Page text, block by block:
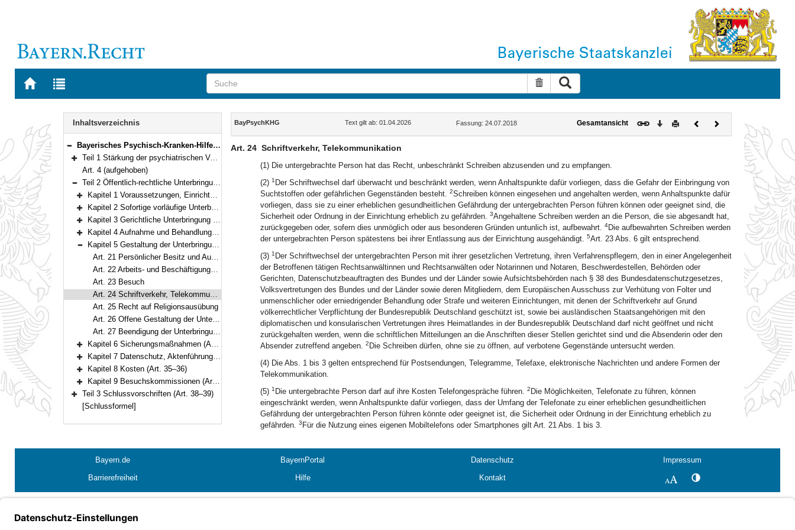
Zur
BAYERN.RECHT
Zur
letzten
Suche zurücksetzen
Navigation
Inhaltsverzeichnis
Bereich reduzieren
Bayerisches Psychisch-Kranken-Hilfe-Gesetz (BayPsychKHG) Vom 24. Juli 2018 (GVBl. S. 583) BayRS 2128-2-A/G (Art. 1–39)
Bereich erweitern
Teil 1 Stärkung der psychiatrischen Versorgung (Art. 1–3)
Art. 4 (aufgehoben)
Bereich reduzieren
Teil 2 Öffentlich-rechtliche Unterbringung (Art. 5–37)
Bereich erweitern
Kapitel 1 Voraussetzungen, Einrichtungen, Ziele und Grundsätze (Art. 5–10)
Bereich erweitern
Kapitel 2 Sofortige vorläufige Unterbringung (Art. 11–14)
Bereich erweitern
Kapitel 3 Gerichtliche Unterbringung (Art. 15–17)
Bereich erweitern
Kapitel 4 Aufnahme und Behandlung der untergebrachten Person (Art. 18–20)
Bereich reduzieren
Kapitel 5 Gestaltung der Unterbringung, Entlassung (Art. 21–27)
Art. 21 Persönlicher Besitz und Ausstattung des Unterbringungsraums
Art. 22 Arbeits- und Beschäftigungstherapie, therapiefreie Zeit
Art. 23 Besuch
Art. 24 Schriftverkehr, Telekommunikation
Art. 25 Recht auf Religionsausübung
Art. 26 Offene Gestaltung der Unterbringung, Belastungserprobung
Art. 27 Beendigung der Unterbringung
Bereich erweitern
Kapitel 6 Sicherungsmaßnahmen (Art. 28–30)
Bereich erweitern
Kapitel 7 Datenschutz, Aktenführung, Anonymisiertes Melderegister, örtliche Zuständigkeit der Kreisverwaltungsbehörde (Art. 31–34)
Bereich erweitern
Kapitel 8 Kosten (Art. 35–36)
Bereich erweitern
Kapitel 9 Besuchskommissionen (Art. 37)
Bereich erweitern
Teil 3 Schlussvorschriften (Art. 38–39)
[Schlussformel]
Inhalt
BayPsychKHG Text gilt ab: 01.04.2026 Fassung: 24.07.2018 Gesamtansicht Download
DruckenVorherigesNächstes
Dokument
Art. 24 Schriftverkehr, Telekommunikation
(1) Die untergebrachte Person hat das Recht, unbeschränkt Schreiben abzusenden und zu empfangen.
(2) 1 Der Schriftwechsel darf überwacht und beschränkt werden, wenn Anhaltspunkte dafür vorliegen, dass die Gefahr der Einbringung von
Suchtstoffen oder gefährlichen Gegenständen besteht. 2Schreiben können eingesehen und angehalten werden, wenn Anhaltspunkte dafür
vorliegen, dass sie zu einer erheblichen gesundheitlichen Gefährdung der untergebrachten Person führen können oder geeignet sind, die
Sicherheit oder Ordnung in der Einrichtung erheblich zu gefährden. 3Angehaltene Schreiben werden an die Person, die sie abgesandt hat,
zurückgegeben oder, sofern dies unmöglich oder aus besonderen Gründen untunlich ist, aufbewahrt. 4Die aufbewahrten Schreiben werden
der untergebrachten Person spätestens bei ihrer Entlassung aus der Einrichtung ausgehändigt. 5Art. 23 Abs. 6 gilt entsprechend.
(3) 1 Der Schriftwechsel der untergebrachten Person mit ihrer gesetzlichen Vertretung, ihren Verfahrenspflegern, den in einer Angelegenheit
der Betroffenen tätigen Rechtsanwältinnen und Rechtsanwälten oder Notarinnen und Notaren, Beschwerdestellen, Behörden oder
Gerichten, Datenschutzbeauftragten des Bundes und der Länder sowie Aufsichtsbehörden nach § 38 des Bundesdatenschutzgesetzes,
Volksvertretungen des Bundes und der Länder sowie deren Mitgliedern, dem Europäischen Ausschuss zur Verhütung von Folter und
unmenschlicher oder erniedrigender Behandlung oder Strafe und weiteren Einrichtungen, mit denen der Schriftverkehr auf Grund
völkerrechtlicher Verpflichtung der Bundesrepublik Deutschland geschützt ist, sowie bei ausländischen Staatsangehörigen mit den
diplomatischen und konsularischen Vertretungen ihres Heimatlandes in der Bundesrepublik Deutschland darf nicht geöffnet und nicht
zurückgehalten werden, wenn die schriftlichen Mitteilungen an die Anschriften dieser Stellen gerichtet sind und die Absenderin oder den
Absender zutreffend angeben. 2 Die Schreiben dürfen, ohne sie zu öffnen, auf verbotene Gegenstände untersucht werden.
(4) Die Abs. 1 bis 3 gelten entsprechend für Postsendungen, Telegramme, Telefaxe, elektronische Nachrichten und andere Formen der
Telekommunikation.
(5) 1 Die untergebrachte Person darf auf ihre Kosten Telefongespräche führen. 2 Die Möglichkeiten, Telefonate zu führen, können
eingeschränkt werden, wenn Anhaltspunkte dafür vorliegen, dass der Umfang der Telefonate zu einer erheblichen gesundheitlichen
Gefährdung der untergebrachten Person führen könnte oder geeignet ist, die Sicherheit oder Ordnung in der Einrichtung erheblich zu
gefährden. 3 Für die Nutzung eines eigenen Mobiltelefons oder Smartphones gilt Art. 21 Abs. 1 bis 3.
Bayern.de BayernPortal Datenschutz
Impressum
Barrierefreiheit
Hilfe Kontakt SchriftgrößeKontrastwechsel